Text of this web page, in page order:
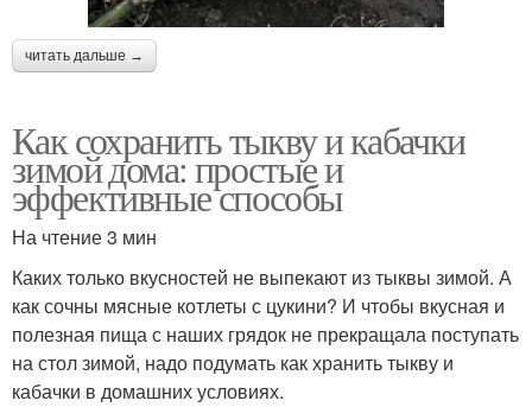
читать дальше →
Как сохранить тыкву и кабачки
зимой дома: простые и
эффективные способы
На чтение 3 мин
Каких только вкусностей не выпекают из тыквы зимой. А
как сочны мясные котлеты с цукини? И чтобы вкусная и
полезная пища с наших грядок не прекращала поступать
на стол зимой, надо подумать как хранить тыкву и
кабачки в домашних условиях.